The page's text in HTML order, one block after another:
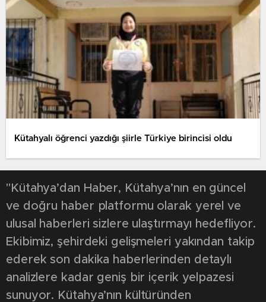
Kütahyalı öğrenci yazdığı şiirle Türkiye birincisi oldu
"Kütahya’dan Haber, Kütahya’nın en güncel
ve doğru haber platformu olarak yerel ve
ulusal haberleri sizlere ulaştırmayı hedefliyor.
Ekibimiz, şehirdeki gelişmeleri yakından takip
ederek son dakika haberlerinden detaylı
analizlere kadar geniş bir içerik yelpazesi
sunuyor. Kütahya’nın kültüründen